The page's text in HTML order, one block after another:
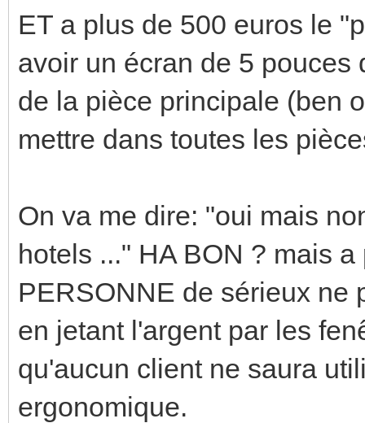
ET a plus de 500 euros le
avoir un écran de 5
de la pièce principale (ben
mettre dans toutes les
On va me dire: "oui mais
hotels ..." HA BON ? mais
PERSONNE de sérieux ne
en jetant l'argent par les
qu'aucun client ne saura
ergonomique.